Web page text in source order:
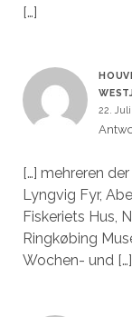
[…]
22. Juli
[…] mehreren
Lyngvig Fyr,
Fiskeriets Hus,
Ringkøbing
Wochen- und […]